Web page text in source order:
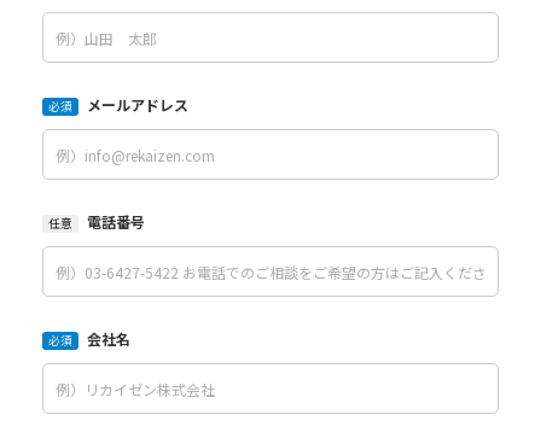
必須 メールアドレス
任意 電話番号
必須 会社名